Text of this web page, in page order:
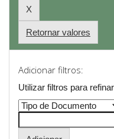
Retornar valores
Adicionar filtros:
Utilizar filtros para